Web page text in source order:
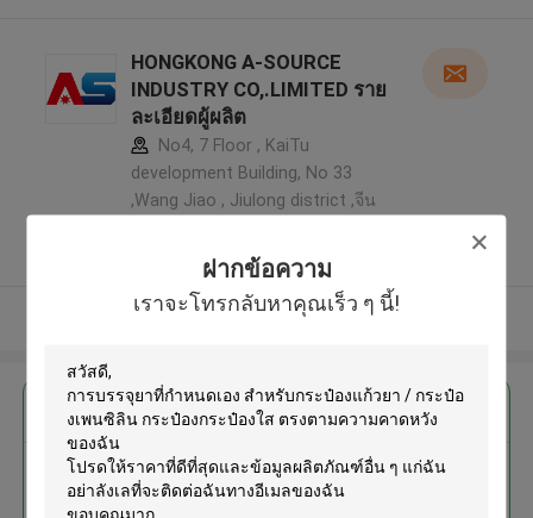
ฝากข้อความ
เราจะโทรกลับหาคุณเร็ว ๆ นี้!
HONGKONG A-SOURCE
INDUSTRY CO,.LIMITED ราย
ละเอียดผู้ผลิต
No4, 7 Floor , KaiTu
development Building, No 33
,Wang Jiao , Jiulong district ,จีน
ผู้ผลิตได้รับการยืนยัน
ดูเพิ่มเติม
এর সেরা মূল্য পান
การบรรจุยาที่กําหนดเอง สําหรับ